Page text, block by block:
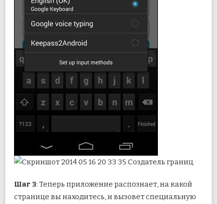
Шаг 3: Теперь приложение распознает, на какой
странице вы находитесь, и вызовет специальную